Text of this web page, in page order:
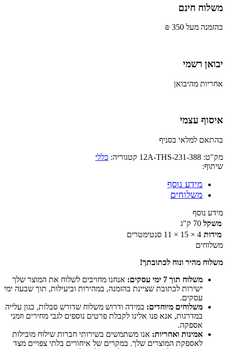
משלוח חינם
בהזמנה מעל 350 ₪
יבואן רשמי
אחריות מהיבואן
איסוף עצמי
בהתאם למלאי בסניף
מק"ט: 12A-THS-231-388 קטגוריה: כללי
שיתוף:
מידע נוסף
משלוחים
מידע נוסף
משקל 70 ק"ג
מידות 4 × 15 × 11 סנטימטרים
משלוחים
משלוח מהיר ונוח לכתובתך!
משלוח תוך 7 ימי עסקים:
אנחנו מחויבים לשלוח את המוצר שלך
ישירות לכתובת שציינת בהזמנה, במהירות וביעילות, תוך שבעה ימי
עסקים.
משלוחים מיוחדים: במידה ודרוש משלוח שדורש סבלות, כגון עלייה
במדרגות, אנא פנו אלינו לקבלת פרטים נוספים לגבי מחירים וזמני
אספקה.
אמינות ואחריות: אנו משתמשים בשירותי חברות שילוח מובילות
לאספקת המוצרים שלך. במקרים של איחורים בלתי צפויים מצד